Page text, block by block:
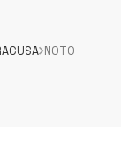
NOTO